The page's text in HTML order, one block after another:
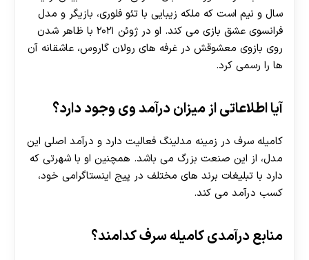
سال و نیم است که ملکه زیبایی با تئو فلوری، بازیگر و مدل
فرانسوی عشق بازی می کند. او در ژوئن ۲۰۲۱ با ظاهر شدن
روی بازوی معشوقش در غرفه های رولان گاروس، عاشقانه آن
ها را رسمی کرد.
آیا اطلاعاتی از میزان درآمد وی وجود دارد؟
کامیله سرف در زمینه مدلینگ فعالیت دارد و درآمد اصلی این
مدل، از این صنعت بزرگ می باشد. همچنین او با شهرتی که
دارد با تبلیغات برند های مختلف در پیج اینستاگرامی خود،
کسب درآمد می کند.
منابع درآمدی کامیله سرف کدامند؟